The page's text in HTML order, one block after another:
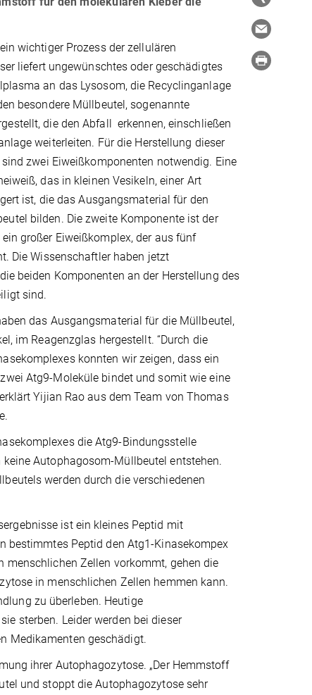
wichtiger Prozess der zellulären
liefert ungewünschtes oder geschädigtes
an das Lysosom, die Recyclinganlage
besondere Müllbeutel, sogenannte
die den Abfall erkennen, einschließen
weiterleiten. Für die Herstellung dieser
zwei Eiweißkomponenten notwendig. Eine
das in kleinen Vesikeln, einer Art
ist, die das Ausgangsmaterial für den
bilden. Die zweite Komponente ist der
großer Eiweißkomplex, der aus fünf
Die Wissenschaftler haben jetzt
beiden Komponenten an der Herstellung des
sind.
das Ausgangsmaterial für die Müllbeutel,
im Reagenzglas hergestellt. “Durch die
konnten wir zeigen, dass ein
Atg9-Moleküle bindet und somit wie eine
Yijian Rao aus dem Team von Thomas
die Atg9-Bindungsstelle
Autophagosom-Müllbeutel entstehen.
werden durch die verschiedenen
ist ein kleines Peptid mit
bestimmtes Peptid den Atg1-Kinasekompex
menschlichen Zellen vorkommt, gehen die
in menschlichen Zellen hemmen kann.
zu überleben. Heutige
sterben. Leider werden bei dieser
Medikamenten geschädigt.
ihrer Autophagozytose. „Der Hemmstoff
und stoppt die Autophagozytose sehr